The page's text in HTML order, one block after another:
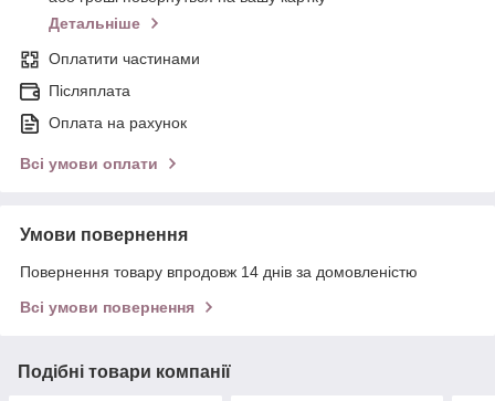
Детальніше
Оплатити частинами
Післяплата
Оплата на рахунок
Всі умови оплати
Умови повернення
Повернення товару впродовж 14 днів за домовленістю
Всі умови повернення
Подібні товари компанії